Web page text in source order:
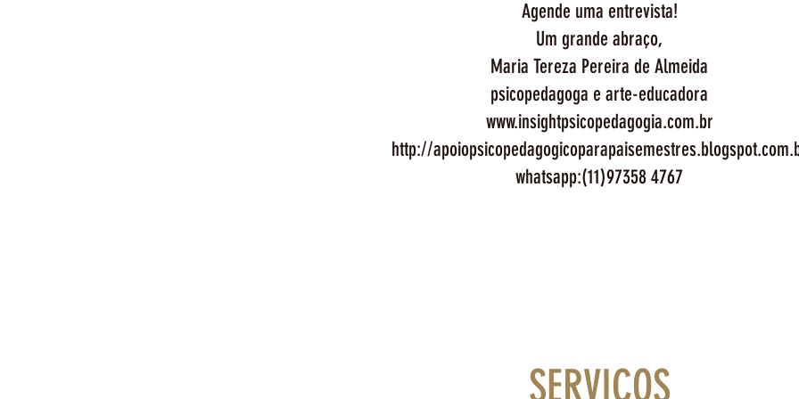
Agende uma entrevista!
Um grande abraço,
Maria Tereza Pereira de Almeida
psicopedagoga e arte-educadora
www.insightpsicopedagogia.com.br
http://
whatsapp:(11)97358 4767
SERVIÇOS